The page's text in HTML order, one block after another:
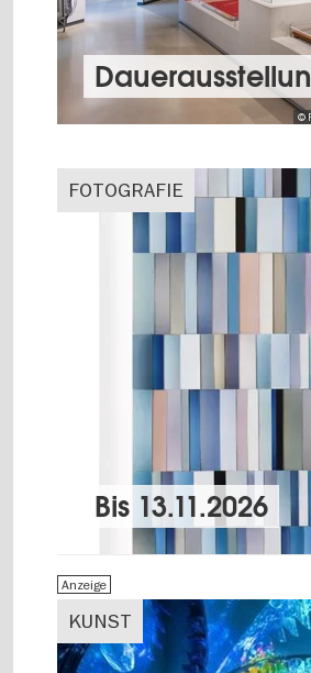
©
FOTOGRAFIE
Bis 13.11.2026
KUNST
Anzeige